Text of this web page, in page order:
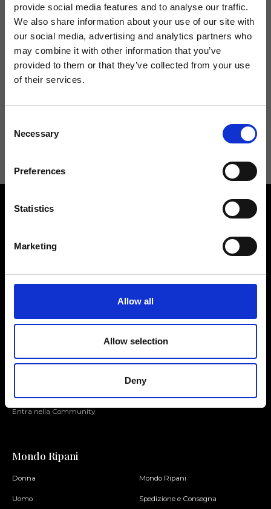
provide social media features and to analyse our traffic.
We also share information about your use of our site with
our social media, advertising and analytics partners who
may combine it with other information that you’ve
provided to them or that they’ve collected from your use
of their services.
Selection
Necessary
Preferences
Statistics
Marketing
Allow all
Allow selection
Deny
Tieniti aggiornato
Non perdere le novità di Ripani, iscriviti alla newsletter!
Acconsento a ricevere novità e promo da Ripani. Per maggiori
informazioni consulta la
Cerca un negozio
Entra nella Community
Contattaci
Rispondiamo a tutte le tue
Mondo Ripani
Donna
Uomo
Mondo Ripani
Spedizione e Consegna